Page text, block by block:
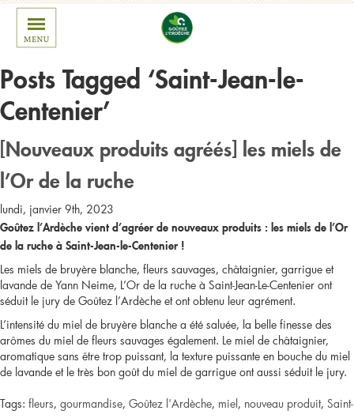
Posts Tagged ‘Saint-Jean-le-
Centenier’
[Nouveaux produits agréés] les miels de
l’Or de la ruche
lundi, janvier 9th, 2023
Goûtez l’Ardèche vient d’agréer de nouveaux produits : les miels de l’Or
de la ruche à Saint-Jean-le-Centenier !
Les miels de bruyère blanche, fleurs sauvages, châtaignier, garrigue et
lavande de Yann Neime, L’Or de la ruche à Saint-Jean-Le-Centenier ont
séduit le jury de Goûtez l’Ardèche et ont obtenu leur agrément.
L’intensité du miel de bruyère blanche a été saluée, la belle finesse des
arômes du miel de fleurs sauvages également. Le miel de châtaignier,
aromatique sans être trop puissant, la texture puissante en bouche du miel
de lavande et le très bon goût du miel de garrigue ont aussi séduit le jury.
Tags: fleurs, gourmandise, Goûtez l'Ardèche, miel, nouveau produit, Saint-